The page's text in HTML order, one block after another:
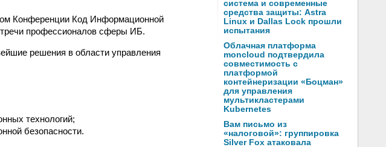
Конференции Код Информационной
профессионалов сферы ИБ.
решения в области управления
технологий;
безопасности.
система и современные
средства защиты: Astra
Linux и Dallas Lock прошли
испытания
Облачная платформа
moncloud подтвердила
совместимость с
платформой
контейнеризации «Боцман»
для управления
мультикластерами
Kubernetes
Вам письмо из
«налоговой»: группировка
Silver Fox атаковала